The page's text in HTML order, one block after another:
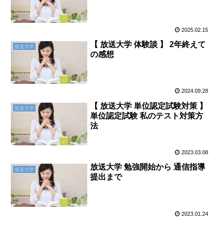
2025.02.15
放送大学
【 放送大学 体験談 】 2年終えて
の感想
2024.09.28
放送大学
【 放送大学 単位認定試験対策 】
単位認定試験 私のテスト対策方
法
2023.03.08
放送大学
放送大学 勉強開始から 通信指導
提出まで
2023.01.24